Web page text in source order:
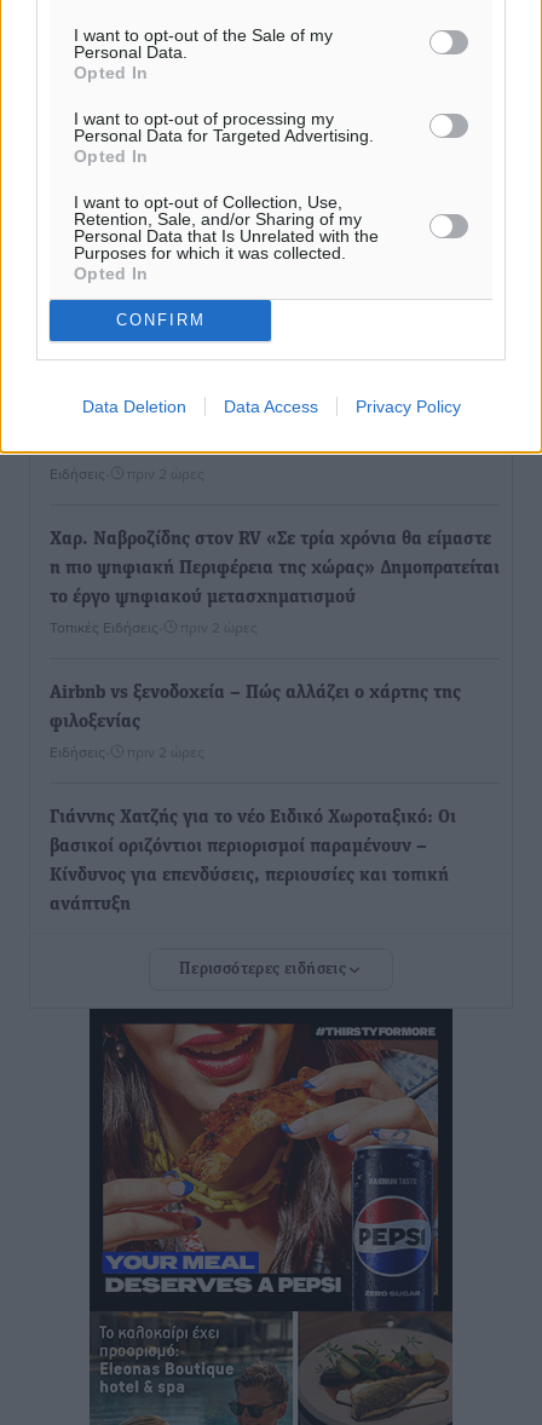
I want to opt-out of the Sale of my
Personal Data.
Opted In
I want to opt-out of processing my
Personal Data for Targeted Advertising.
Opted In
I want to opt-out of Collection, Use,
Retention, Sale, and/or Sharing of my
Personal Data that Is Unrelated with the
Purposes for which it was collected.
Opted In
CONFIRM
Data Deletion Data Access Privacy Policy
Καιρός «hot – dry – windy» τις επόμενες 48 ώρες στη
χώρα
Ειδήσεις• πριν 1 ώρα
αγάπης για τα παιδιά
Τοπικές Ειδήσεις• πριν 2 ώρες
Τουρισμός: Με θετικό πρόσημο έως τώρα η χρονιά,
Ειδήσεις πριν 2 ώρες
Χαρ. Ναβροζίδης στον RV «Σε τρία χρόνια θα είμαστε
η πιο ψηφιακή Περιφέρεια της χώρας» Δημοπρατείται
το έργο ψηφιακού μετασχηματισμού
Τοπικές Ειδήσεις πριν 2 ώρες
Airbnb vs ξενοδοχεία – Πώς αλλάζει ο χάρτης της
φιλοξενίας
Ειδήσεις πριν 2 ώρες
Γιάννης Χατζής για το νέο Ειδικό Χωροταξικό: Οι
βασικοί οριζόντιοι περιορισμοί παραμένουν –
Κίνδυνος για επενδύσεις, περιουσίες και τοπική
ανάπτυξη
δεν υπάρχουν περιθώρια εφησυχασμού
• πριν 2 ώρες
Στον Άγιο Νικόλαο Χάλκης ανοίγει ξανά το
ανανεωμένο εκκλησιαστικό μουσείο από τη Λέσχη
Lions Χάλκης
Τοπικές Ειδήσεις• πριν 3 ώρες
Ρόδος: «Βουλιάζει» από τουρίστες – Πάνω από 1 εκατ.
επιβάτες και 55 κρουαζιερόπλοια
Τοπικές Ειδήσεις• πριν 3 ώρες
Γ’ Εθνική Κατηγορία: Οι ημερομηνίες των
Περισσότερες ειδήσεις